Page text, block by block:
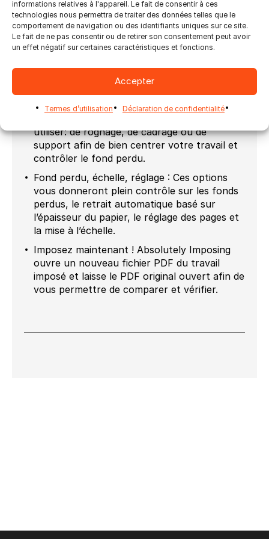
informations relatives à l'appareil. Le fait de consentir à ces
technologies nous permettra de traiter des données telles que le
comportement de navigation ou des identifiants uniques sur ce site.
Le fait de ne pas consentir ou de retirer son consentement peut avoir
un effet négatif sur certaines caractéristiques et fonctions.
Accepter
Termes d’utilisation Déclaration de confidentialité
presse. Vous pouvez également avoir des
repères de texte comme un slug line.
Orientation : gauche, droite, en haut, en bas.
Faces des documents : recto ou recto verso.
Montages : Inclus un répertoire complet de
montages.
utiliser: de rognage, de cadrage ou de
support afin de bien centrer votre travail et
contrôler le fond perdu.
Fond perdu, échelle, réglage : Ces options
vous donneront plein contrôle sur les fonds
perdus, le retrait automatique basé sur
l’épaisseur du papier, le réglage des pages et
la mise à l’échelle.
Imposez maintenant ! Absolutely Imposing
ouvre un nouveau fichier PDF du travail
imposé et laisse le PDF original ouvert afin de
vous permettre de comparer et vérifier.